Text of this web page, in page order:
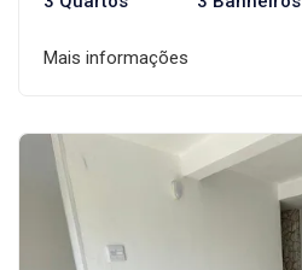
Mais informações